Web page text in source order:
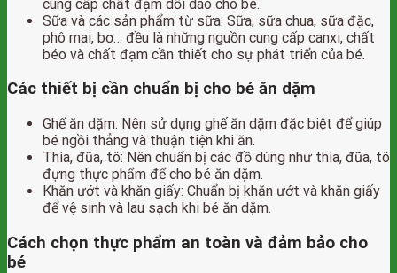
cung cấp chất đạm dồi dào cho bé.
Sữa và các sản phẩm từ sữa: Sữa, sữa chua, sữa đặc,
phô mai, bơ… đều là những nguồn cung cấp canxi, chất
béo và chất đạm cần thiết cho sự phát triển của bé.
Các thiết bị cần chuẩn bị cho bé ăn dặm
Ghế ăn dặm: Nên sử dụng ghế ăn dặm đặc biệt để giúp
bé ngồi thẳng và thuận tiện khi ăn.
Thìa, đũa, tô: Nên chuẩn bị các đồ dùng như thìa, đũa, tô
đựng thực phẩm để cho bé ăn dặm.
Khăn ướt và khăn giấy: Chuẩn bị khăn ướt và khăn giấy
để vệ sinh và lau sạch khi bé ăn dặm.
Cách chọn thực phẩm an toàn và đảm bảo cho
bé